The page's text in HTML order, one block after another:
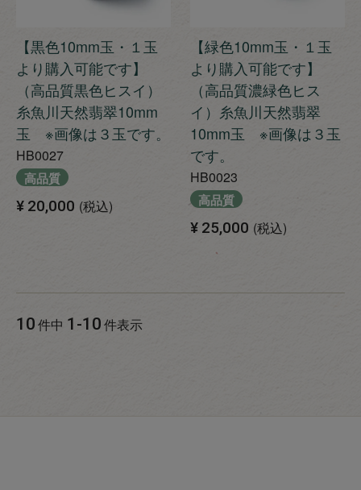
【黒色10mm玉・１玉
より購入可能です】
（高品質黒色ヒスイ）
糸魚川天然翡翠10mm
玉 ※画像は３玉です。
HB0027
高品質
¥ 20,000 税込
【緑色10mm玉・１玉
より購入可能です】
（高品質濃緑色ヒス
イ）糸魚川天然翡翠
10mm玉 ※画像は３玉
です。
HB0023
高品質
¥ 25,000 税込
10件中 1 -10件表示